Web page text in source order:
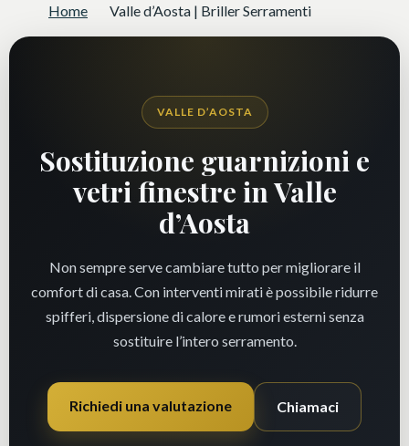
Home
Valle d’Aosta | Briller Serramenti
VALLE D’AOSTA
Sostituzione guarnizioni e
vetri finestre in Valle
d’Aosta
Non sempre serve cambiare tutto per migliorare il
comfort di casa. Con interventi mirati è possibile ridurre
spifferi, dispersione di calore e rumori esterni senza
sostituire l’intero serramento.
Richiedi una valutazione Chiamaci